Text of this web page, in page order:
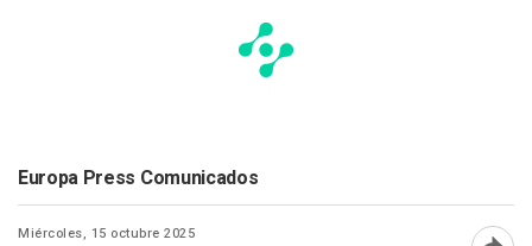
Europa Press Comunicados
Miércoles, 15 octubre 2025